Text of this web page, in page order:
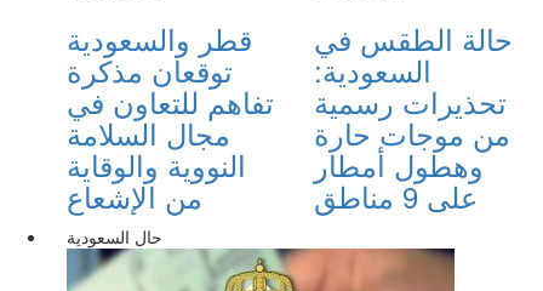
قطر والسعودية
توقعان مذكرة
تفاهم للتعاون في
مجال السلامة
النووية والوقاية
من الإشعاع
حالة الطقس في
السعودية:
تحذيرات رسمية
من موجات حارة
وهطول أمطار
على 9 مناطق
حال السعودية